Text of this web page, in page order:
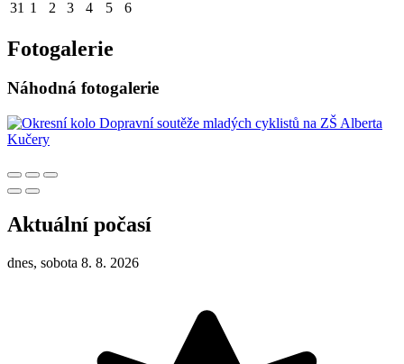
31 1 2 3 4 5 6
Fotogalerie
Náhodná fotogalerie
Aktuální počasí
dnes, sobota 8. 8. 2026